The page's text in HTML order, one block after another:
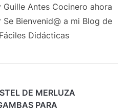
Guille Antes Cocinero ahora
Se Bienvenid@ a mi Blog de
Didácticas
DE MERLUZA
PARA